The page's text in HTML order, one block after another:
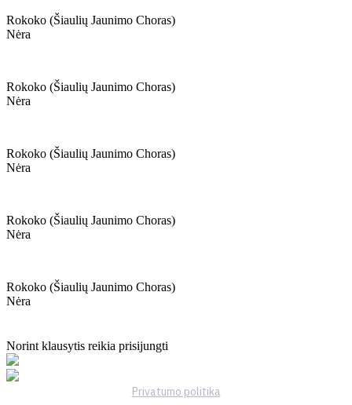
Rokoko (šiaulių Jaunimo Choras)
Nėra
Rokoko (šiaulių Jaunimo Choras)
Nėra
Rokoko (šiaulių Jaunimo Choras)
Nėra
Rokoko (šiaulių Jaunimo Choras)
Nėra
Rokoko (šiaulių Jaunimo Choras)
Nėra
Norint klausytis reikia prisijungti
Privatumo politika